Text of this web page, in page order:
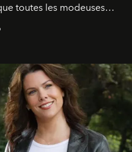
toutes les modeuses